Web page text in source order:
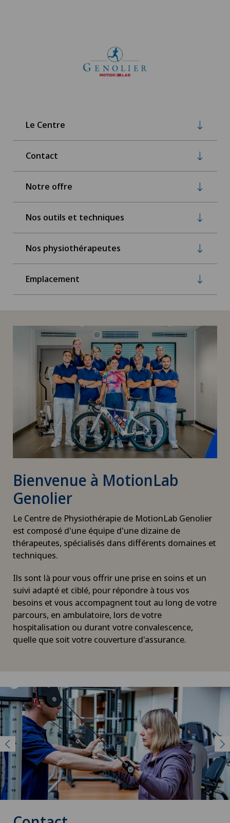
Le Centre
Contact
Notre offre
Nos outils et techniques
Nos physiothérapeutes
Emplacement
Bienvenue à MotionLab
Genolier
Le Centre de Physiothérapie de MotionLab Genolier
est composé d'une équipe d'une dizaine de
thérapeutes, spécialisés dans différents domaines et
techniques.
Ils sont là pour vous offrir une prise en soins et un
suivi adapté et ciblé, pour répondre à tous vos
besoins et vous accompagnent tout au long de votre
parcours, en ambulatoire, lors de votre
hospitalisation ou durant votre convalescence,
quelle que soit votre couverture d'assurance.